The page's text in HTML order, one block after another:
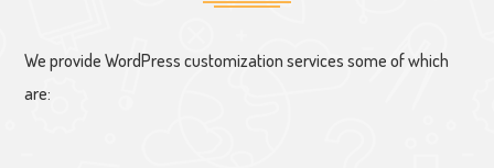
We provide WordPress customization services some of which
are: